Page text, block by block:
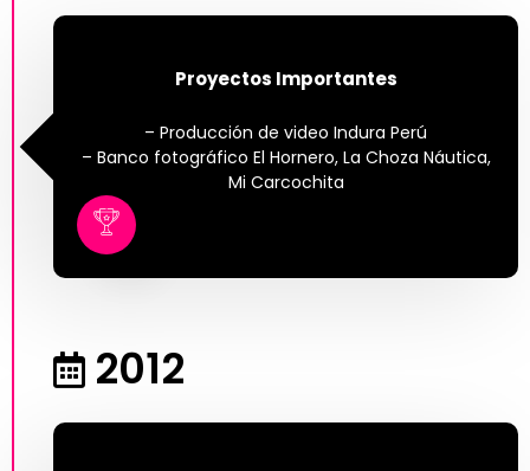
Proyectos Importantes
– Producción de video Indura Perú
– Banco fotográfico El Hornero, La Choza Náutica,
Mi Carcochita
2012